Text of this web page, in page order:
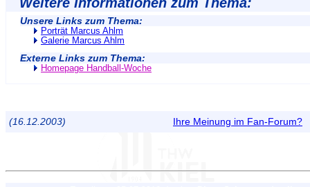
Unsere Links zum Thema:
Porträt Marcus Ahlm
Galerie Marcus Ahlm
Externe Links zum Thema:
Homepage Handball-Woche
(16.12.2003) Ihre Meinung im Fan-Forum?